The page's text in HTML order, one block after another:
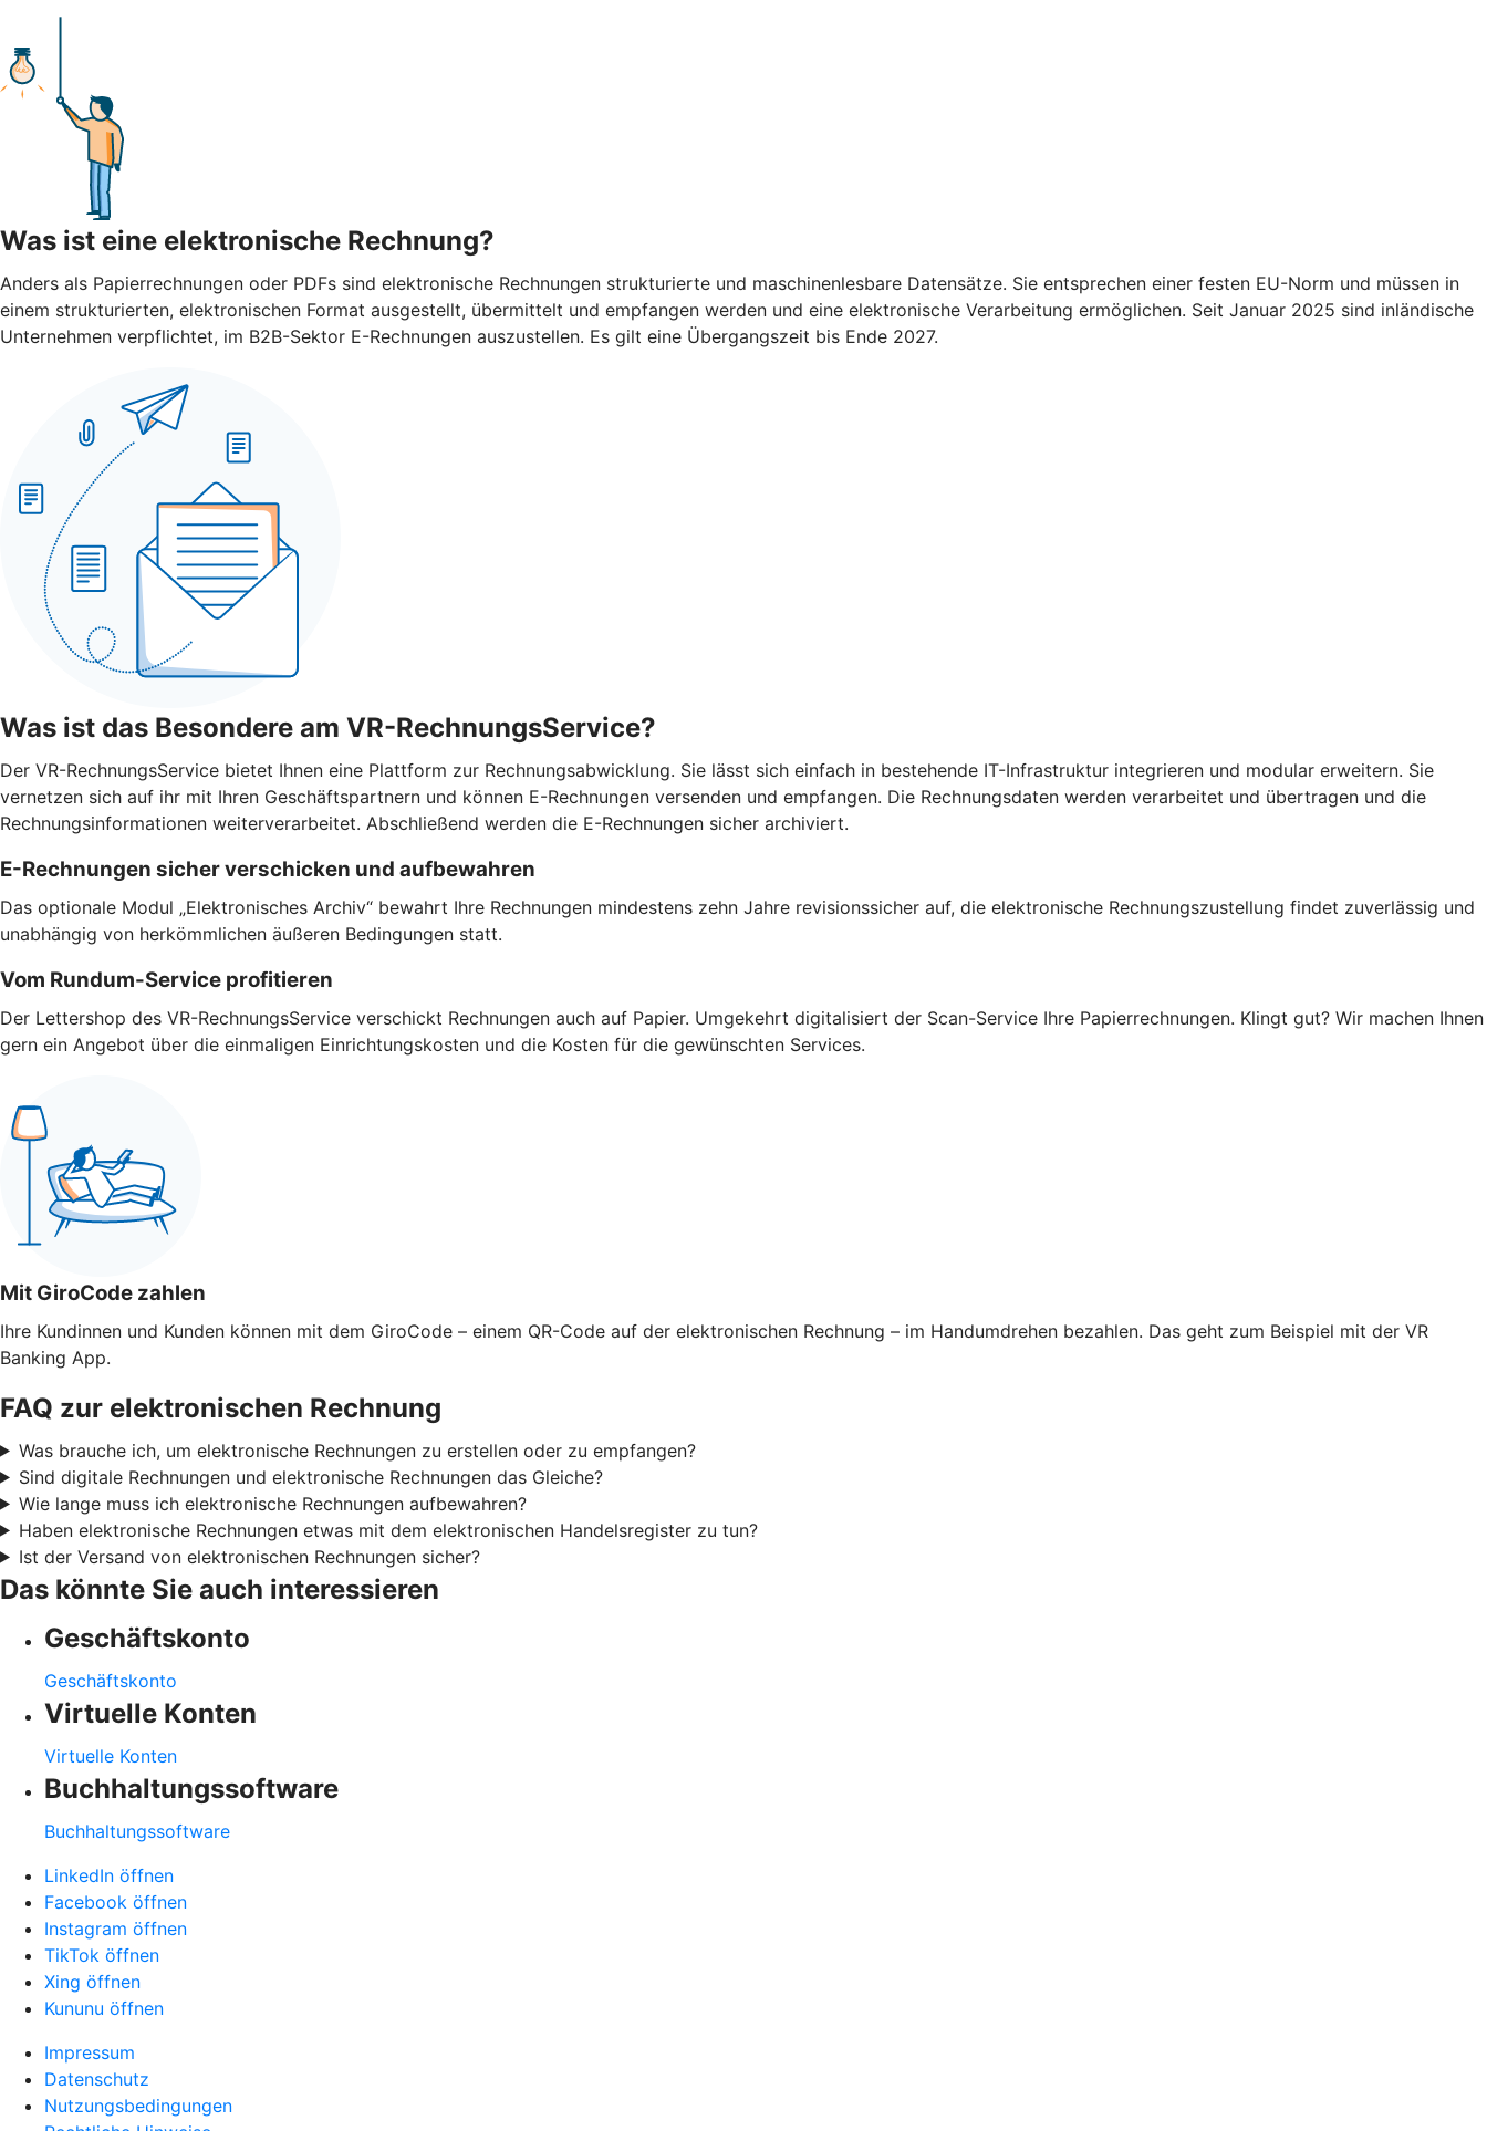
Was ist eine elektronische Rechnung?
Anders als Papierrechnungen oder PDFs sind elektronische Rechnungen strukturierte und maschinenlesbare Datensätze. Sie entsprechen einer festen EU-Norm und müssen in
einem strukturierten, elektronischen Format ausgestellt, übermittelt und empfangen werden und eine elektronische Verarbeitung ermöglichen. Seit Januar 2025 sind inländische
Unternehmen verpflichtet, im B2B-Sektor E-Rechnungen auszustellen. Es gilt eine Übergangszeit bis Ende 2027.
Was ist das Besondere am VR-RechnungsService?
Der VR-RechnungsService bietet Ihnen eine Plattform zur Rechnungsabwicklung. Sie lässt sich einfach in bestehende IT-Infrastruktur integrieren und modular erweitern. Sie
vernetzen sich auf ihr mit Ihren Geschäftspartnern und können E-Rechnungen versenden und empfangen. Die Rechnungsdaten werden verarbeitet und übertragen und die
Rechnungsinformationen weiterverarbeitet. Abschließend werden die E-Rechnungen sicher archiviert.
E-Rechnungen sicher verschicken und aufbewahren
Das optionale Modul „Elektronisches Archiv“ bewahrt Ihre Rechnungen mindestens zehn Jahre revisionssicher auf, die elektronische Rechnungszustellung findet zuverlässig und
unabhängig von herkömmlichen äußeren Bedingungen statt.
Vom Rundum-Service profitieren
Der Lettershop des VR-RechnungsService verschickt Rechnungen auch auf Papier. Umgekehrt digitalisiert der Scan-Service Ihre Papierrechnungen. Klingt gut? Wir machen Ihnen
gern ein Angebot über die einmaligen Einrichtungskosten und die Kosten für die gewünschten Services.
Mit GiroCode zahlen
Ihre Kundinnen und Kunden können mit dem GiroCode – einem QR-Code auf der elektronischen Rechnung – im Handumdrehen bezahlen. Das geht zum Beispiel mit der VR
Banking App.
FAQ zur elektronischen Rechnung
Was brauche ich, um elektronische Rechnungen zu erstellen oder zu empfangen?
Sind digitale Rechnungen und elektronische Rechnungen das Gleiche?
Wie lange muss ich elektronische Rechnungen aufbewahren?
Haben elektronische Rechnungen etwas mit dem elektronischen Handelsregister zu tun?
Ist der Versand von elektronischen Rechnungen sicher?
Das könnte Sie auch interessieren
Geschäftskonto
Geschäftskonto
Virtuelle Konten
Virtuelle Konten
Buchhaltungssoftware
Buchhaltungssoftware
LinkedIn öffnen
Facebook öffnen
Instagram öffnen
TikTok öffnen
Xing öffnen
Kununu öffnen
Impressum
Datenschutz
Nutzungsbedingungen